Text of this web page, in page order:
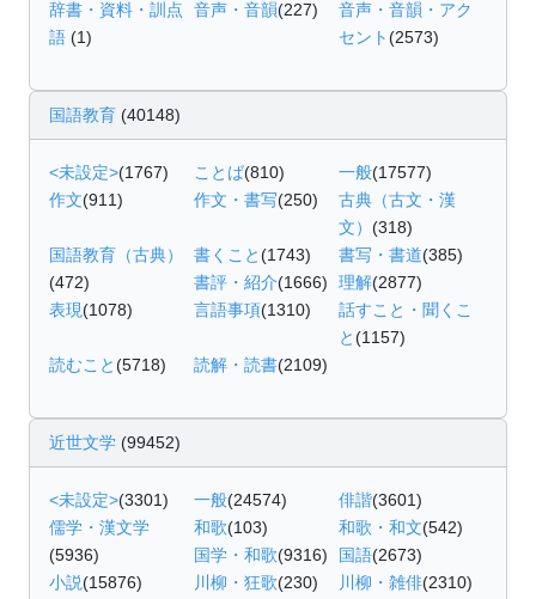
辞書・資料・訓点
語 (1)
音声・音韻(227)
音声・音韻・アク
セント(2573)
国語教育 (40148)
<未設定>(1767) ことば(810) 一般(17577)
作文(911) 作文・書写(250)
古典（古文・漢
文） (318)
国語教育（古典）
(472)
書くこと(1743) 書写・書道(385)
書評・紹介(1666) 理解(2877)
表現(1078) 言語事項(1310)
話すこと・聞くこ
と(1157)
読むこと(5718) 読解・読書(2109)
近世文学 (99452)
<未設定>(3301) 一般(24574) 俳諧(3601)
儒学・漢文学
(5936)
和歌(103) 和歌・和文(542)
国学・和歌(9316) 国語(2673)
小説(15876) 川柳・狂歌(230) 川柳・雑俳(2310)